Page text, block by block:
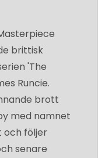
brittisk
'The
Runcie.
brott
med namnet
och följer
senare